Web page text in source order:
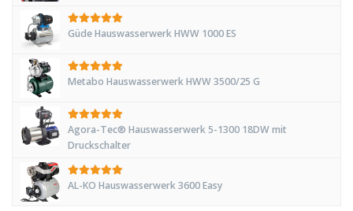
Güde Hauswasserwerk HWW 1000 ES
Metabo Hauswasserwerk HWW 3500/25 G
Agora-Tec® Hauswasserwerk 5-1300 18DW mit
Druckschalter
AL-KO Hauswasserwerk 3600 Easy